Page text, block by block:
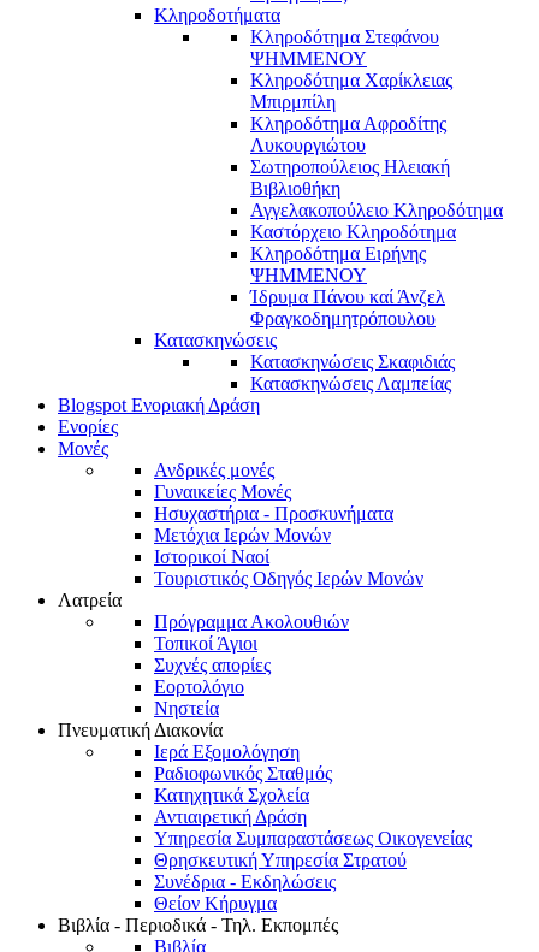
Κληροδοτήματα
Κληροδότημα Στεφάνου
ΨΗΜΜΕΝΟΥ
Κληροδότημα Χαρίκλειας
Μπιρμπίλη
Κληροδότημα Αφροδίτης
Λυκουργιώτου
Σωτηροπούλειος Ηλειακή
Βιβλιοθήκη
Αγγελακοπούλειο Κληροδότημα
Καστόρχειο Κληροδότημα
Κληροδότημα Ειρήνης
ΨΗΜΜΕΝΟΥ
Ίδρυμα Πάνου καί Άνζελ
Φραγκοδημητρόπουλου
Κατασκηνώσεις
Κατασκηνώσεις Σκαφιδιάς
Κατασκηνώσεις Λαμπείας
Blogspot Ενοριακή Δράση
Ενορίες
Μονές
Ανδρικές μονές
Γυναικείες Μονές
Ησυχαστήρια - Προσκυνήματα
Μετόχια Ιερών Μονών
Ιστορικοί Ναοί
Τουριστικός Οδηγός Ιερών Μονών
Λατρεία
Πρόγραμμα Ακολουθιών
Τοπικοί Άγιοι
Συχνές απορίες
Εορτολόγιο
Νηστεία
Πνευματική Διακονία
Ιερά Εξομολόγηση
Ραδιοφωνικός Σταθμός
Κατηχητικά Σχολεία
Αντιαιρετική Δράση
Υπηρεσία Συμπαραστάσεως Οικογενείας
Θρησκευτική Υπηρεσία Στρατού
Συνέδρια - Εκδηλώσεις
Θείον Κήρυγμα
Βιβλία - Περιοδικά - Τηλ. Εκπομπές
Βιβλία